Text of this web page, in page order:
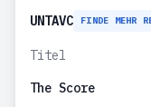
UNTAVC FINDE MEHR
Titel
The Score